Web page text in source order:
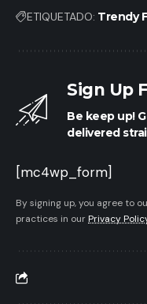
ETIQUETADO: Trendy
Sign Up
Be keep up!
delivered
[mc4wp_form]
By signing up, you agree to
practices in our Privacy